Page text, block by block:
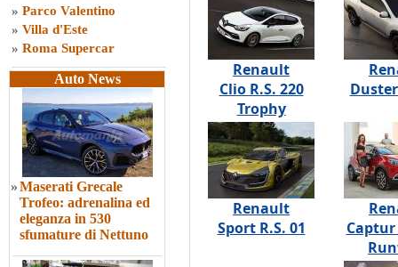
» Parco Valentino
» Villa d'Este
» Roma Supercar
Auto News
»Maserati Grecale
Trofeo: adrenalina ed
eleganza in 530
sfumature di Nettuno
Renault
Clio R.S. 220
Trophy
Renault
Sport R.S. 01